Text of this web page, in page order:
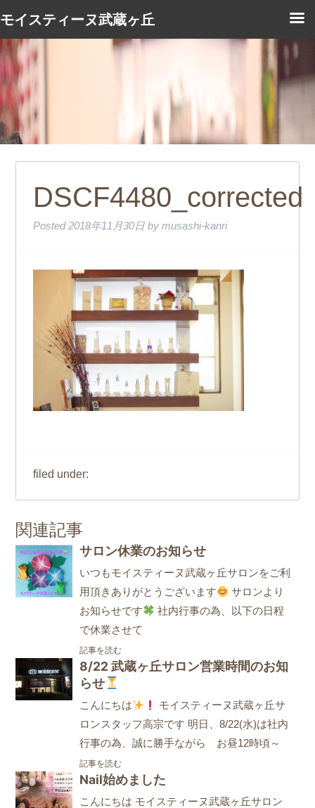
DSCF4480_corrected
Posted2018年11月30日 by musashi-kanri
filed under:
関連記事
サロン休業のお知らせ
いつもモイスティーヌ武蔵ヶ丘サロンをご利
用頂きありがとうございます
サロンより
お知らせです
社内行事の為、以下の日程
で休業させて
記事を読む
8/22 武蔵ヶ丘サロン営業時間のお知
らせ
こんにちは
モイスティーヌ武蔵ヶ丘サ
ロンスタッフ高宗です 明日、8/22(水)は社内
行事の為、誠に勝手ながら お昼12時頃～
記事を読む
Nail始めました
こんにちは モイスティーヌ武蔵ヶ丘サロン
モイスティーヌ武蔵ヶ丘